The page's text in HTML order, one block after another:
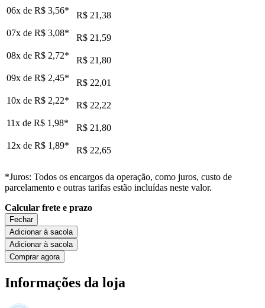
06x de R$ 3,56*
R$ 21,38
07x de R$ 3,08*
R$ 21,59
08x de R$ 2,72*
R$ 21,80
09x de R$ 2,45*
R$ 22,01
10x de R$ 2,22*
R$ 22,22
11x de R$ 1,98*
R$ 21,80
12x de R$ 1,89* R$ 22,65
*Juros: Todos os encargos da operação, como juros, custo de
parcelamento e outras tarifas estão incluídas neste valor.
Calcular frete e prazo
Fechar
Adicionar à sacola
Adicionar à sacola
Comprar agora
Informações da loja